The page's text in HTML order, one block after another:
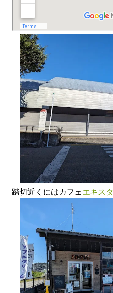
踏切近くにはカフェ エキスタ